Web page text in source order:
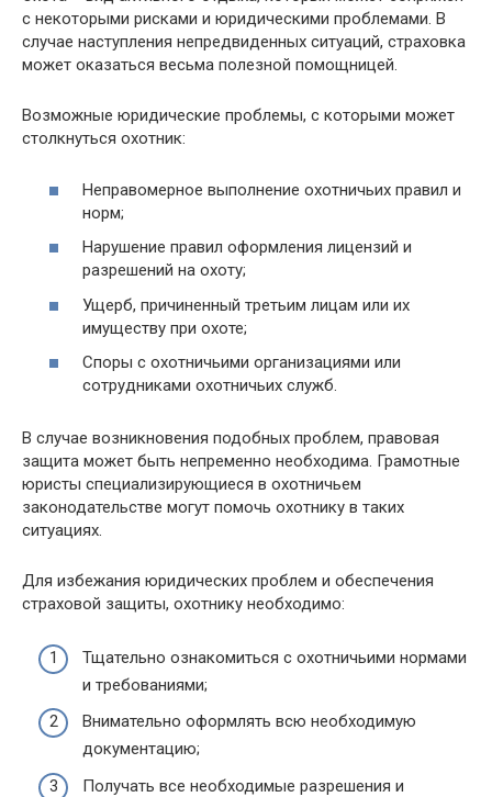
с некоторыми рисками и юридическими проблемами. В
случае наступления непредвиденных ситуаций, страховка
может оказаться весьма полезной помощницей.
Возможные юридические проблемы, с которыми может
столкнуться охотник:
Неправомерное выполнение охотничьих правил и
норм;
Нарушение правил оформления лицензий и
разрешений на охоту;
Ущерб, причиненный третьим лицам или их
имуществу при охоте;
Споры с охотничьими организациями или
сотрудниками охотничьих служб.
В случае возникновения подобных проблем, правовая
защита может быть непременно необходима. Грамотные
юристы специализирующиеся в охотничьем
законодательстве могут помочь охотнику в таких
ситуациях.
Для избежания юридических проблем и обеспечения
страховой защиты, охотнику необходимо:
Тщательно ознакомиться с охотничьими нормами
и требованиями;
Внимательно оформлять всю необходимую
документацию;
Получать все необходимые разрешения и